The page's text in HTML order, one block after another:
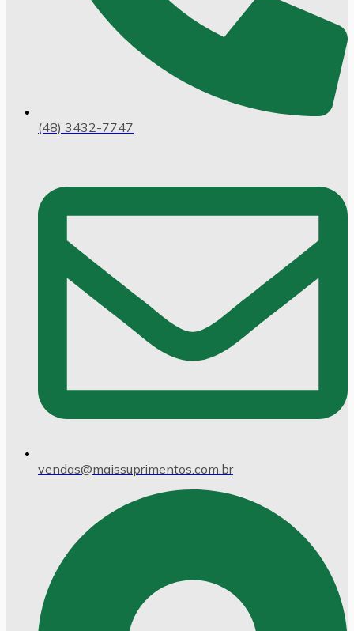
(48) 3432-7747
vendas@maissuprimentos.com.br